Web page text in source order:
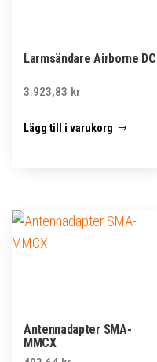
Larmsändare Airborne DC
3.923,83 kr
Lägg till i varukorg
Antennadapter SMA-
MMCX